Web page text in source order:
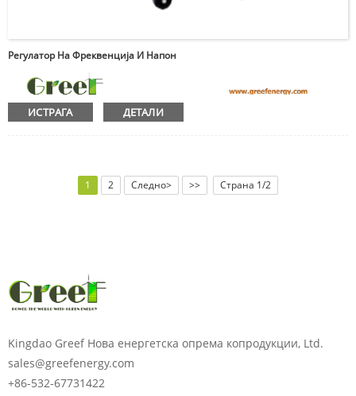
Регулатор На Фреквенција И Напон
ИСТРАГА ДЕТАЛИ
1 2 Следно> >> Страна 1/2
Kingdao Greef Нова енергетска опрема копродукции, Ltd.
sales@greefenergy.com
+86-532-67731422